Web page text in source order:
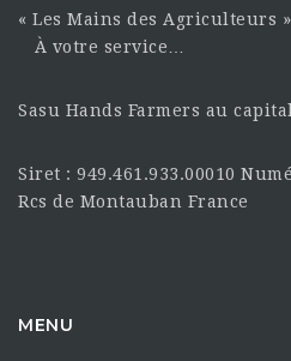
« Les Mains des Agriculteurs »
À votre service…
Sasu Hands Farmers au
Siret : 949.461.933.00010
Rcs de Montauban France
MENU